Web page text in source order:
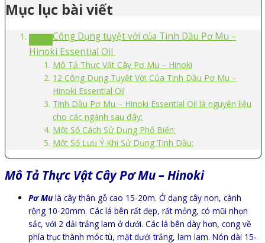
Mục lục bài viết
Công Dụng tuyệt vời của Tinh Dầu Pơ Mu –
Hinoki Essential Oil
Mô Tả Thực Vật Cây Pơ Mu – Hinoki
12 Công Dụng Tuyệt Vời Của Tinh Dầu Pơ Mu –
Hinoki Essential Oil
Tinh Dầu Pơ Mu – Hinoki Essential Oil là nguyên liệu
cho các ngành sau đây:
Một Số Cách Sử Dụng Phổ Biến:
Một Số Lưu Ý Khi Sử Dụng Tinh Dầu:
Mô Tả Thực Vật Cây Pơ Mu – Hinoki
Pơ Mu là cây thân gỗ cao 15-20m. Ở dạng cây non, cành
rộng 10-20mm. Các lá bên rất đẹp, rất mỏng, có mũi nhọn
sắc, với 2 dải trắng lam ở dưới. Các lá bên dày hơn, cong về
phía trục thành móc tù, mặt dưới trắng, lam lam. Nón dài 15-